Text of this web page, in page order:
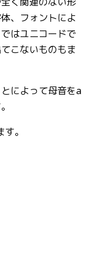
、フォントによ
はユニコードで
こないものもま
によって母音をa
。